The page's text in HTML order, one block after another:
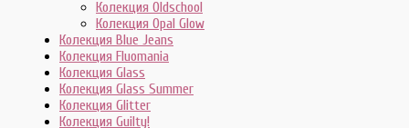
Колекция Oldschool
Колекция Opal Glow
Колекция Blue Jeans
Колекция Fluomania
Колекция Glass
Колекция Glass Summer
Колекция Glitter
Колекция Guilty!